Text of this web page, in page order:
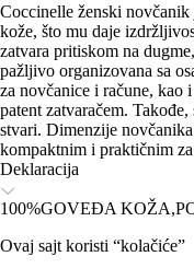
Coccinelle ženski
kože, što mu daje
zatvara pritiskom na
pažljivo organizovana sa
za novčanice i račune, kao
patent zatvaračem.
stvari. Dimenzije
kompaktnim i praktičnim za
Deklaracija
100%GOVEĐA
Ovaj sajt koristi “kolačiće”